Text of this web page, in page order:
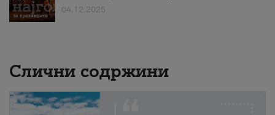
04.12.2025
Слични содржини